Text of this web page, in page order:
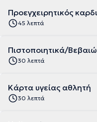
Προεγχειρητικός
45 λεπτά
Πιστοποιητικά/
30 λεπτά
Κάρτα υγείας αθλητή
30 λεπτά